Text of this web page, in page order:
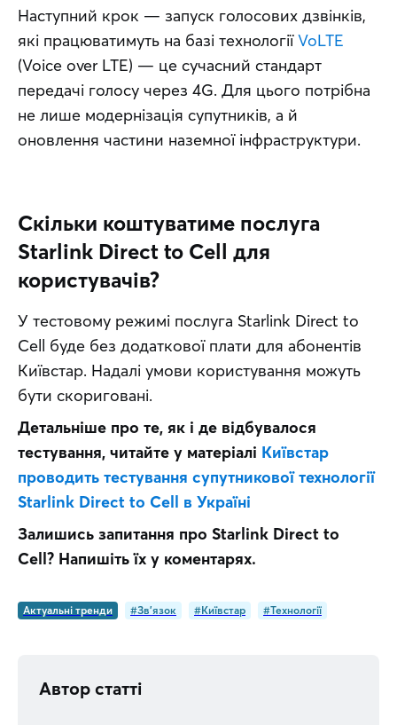
Наступний крок — запуск голосових дзвінків,
які працюватимуть на базі технології VoLTE
(Voice over LTE) — це сучасний стандарт
передачі голосу через 4G. Для цього потрібна
не лише модернізація супутників, а й
оновлення частини наземної інфраструктури.
Скільки коштуватиме послуга
Starlink Direct to Cell для
користувачів?
У тестовому режимі послуга Starlink Direct to
Cell буде без додаткової плати для абонентів
Київстар. Надалі умови користування можуть
бути скориговані.
Детальніше про те, як і де відбувалося
тестування, читайте у матеріалі Київстар
проводить тестування супутникової технології
Starlink Direct to Cell в Україні
Залишись запитання про Starlink Direct to
Cell? Напишіть їх у коментарях.
Актуальні тренди #Зв'язок #Київстар #Технології
Автор статті